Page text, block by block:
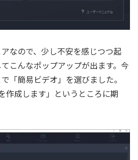
なので、少し不安を感じつつ起
こんなポップアップが出ます。今
「簡易ビデオ」を選びました。
作成します」というところに期